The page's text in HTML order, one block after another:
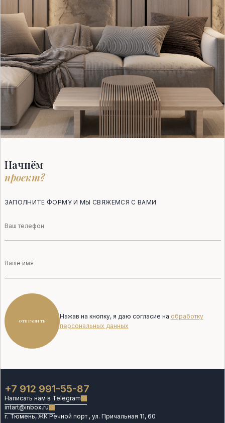
Начнём
проект?
ЗАПОЛНИТЕ ФОРМУ И МЫ СВЯЖЕМСЯ С ВАМИ
Телефон
Имя
ОТПРАВИТЬ
Нажав на кнопку, я даю согласие на обработку
персональных данных
+7 912 991-55-87
Написать нам в Telegram
intart@inbox.ru
г. Тюмень, ЖК Речной порт , ул. Причальная 11, 60